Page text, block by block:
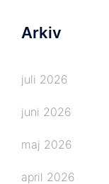
Arkiv
juli 2026
juni 2026
maj 2026
april 2026